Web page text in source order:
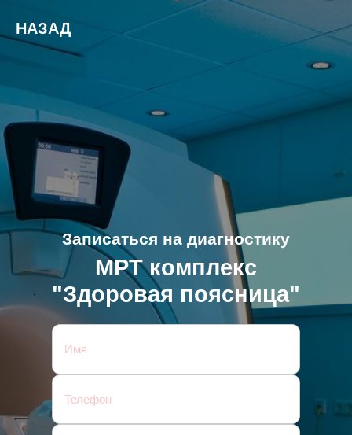
НАЗАД
МРТ комплекс
"Здоровая поясница"
Записаться на диагностику